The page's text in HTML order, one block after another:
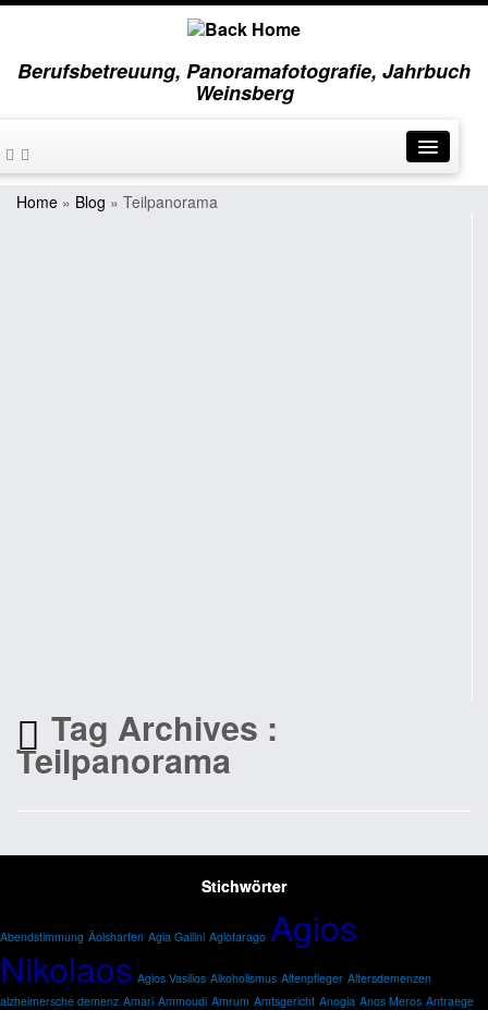
Berufsbetreuung, Panoramafotografie, Jahrbuch
Weinsberg
Home » Blog » Teilpanorama
Tag Archives :
Teilpanorama
Stichwörter
Abendstimmung Äolsharfen Agia Gallini Agiofarago Agios
Nikolaos Agios Vasilios Alkoholismus Altenpfleger Altersdemenzen
alzheimersche demenz Amari Ammoudi Amrum Amtsgericht Anogia Anos Meros Antraege